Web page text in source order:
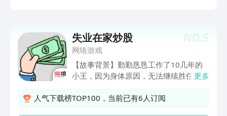
地图你喜欢轻松舒适的海滨小镇还是夜生
活丰富的时尚之都不夜城呢？这里的每张
地图都有自己的特色和主题，你可以在不
同的地图体验完全不同的生活方式。· 打
造专属于你的家每个人都需要自己的私人
空间，我们为房东开辟了专门的私人区
域，独立的花园和宽敞的房间以及可以完
NO.5
失业在家炒股
网络游戏
【故事背景】勤勤恳恳工作了10几年的
小王，因为身体原因，无法继续胜任工
钱回家想办法维持生活，但家里还有着在
更多
人气下载榜TOP100，当前已有6人订阅